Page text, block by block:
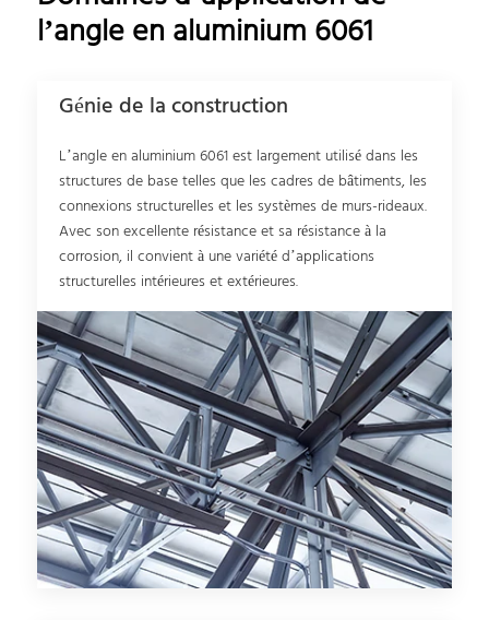
l’angle en aluminium 6061
Génie de la construction
L’angle en aluminium 6061 est largement utilisé dans les
structures de base telles que les cadres de bâtiments, les
connexions structurelles et les systèmes de murs-rideaux.
Avec son excellente résistance et sa résistance à la
corrosion, il convient à une variété d’applications
structurelles intérieures et extérieures.